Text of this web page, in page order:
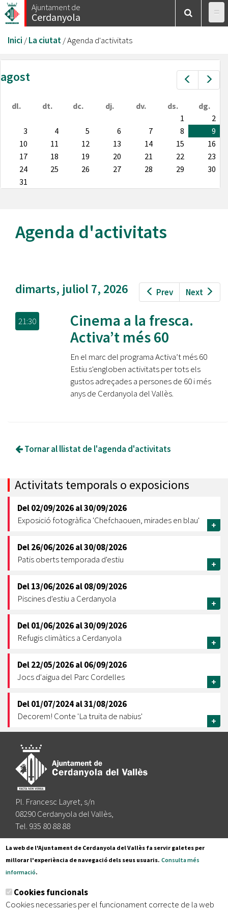
Vés
al
Ajuntament de
Cerdanyola
Esteu
aquí
Inici /La ciutat/Agenda d'activitats
Prev
agost
dl. dt. dc. dj. dv. ds.
dg.
1
2
3
4 5 6 7 8
9
10
11 12 13 14 15
16
17
18 19 20 21 22
23
24
25 26 27 28 29
30
31
Agenda d'activitats
Prev Next
dimarts, juliol 7, 2026
21:30
Cinema a la fresca.
Activa’t més 60
En el marc del programa Activa’t més 60
Estiu s'engloben activitats per tots els
gustos adreçades a persones de 60 i més
anys de Cerdanyola del Vallès.
Tornar al llistat de l'agenda d'activitats
Activitats temporals o exposicions
Del02/09/2026al30/09/2026
Exposició fotogràfica 'Chefchaouen, mirades en blau'
+
Del26/06/2026al30/08/2026
Patis oberts temporada d'estiu
+
Del13/06/2026al08/09/2026
Piscines d'estiu a Cerdanyola
+
Del01/06/2026al30/09/2026
Refugis climàtics a Cerdanyola
+
Del22/05/2026al06/09/2026
Jocs d'aigua del Parc Cordelles
+
Del01/07/2024al31/08/2026
Decorem! Conte 'La truita de nabius'
+
Pl. Francesc Layret, s/n
08290 Cerdanyola del Vallès,
Tel. 935 80 88 88
Segueix-nos a:
Subscriu-te al nostre butlletí
La web de l'Ajuntament de Cerdanyola del Vallès fa servir galetes per
millorar l'experiència de navegació dels seus usuaris. Consulta més
informació.
Cookies funcionals
Cookies necessaries per el funcionament correcte de la web